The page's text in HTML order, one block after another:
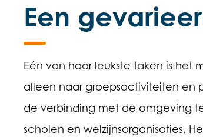
Een
Eén van haar leukste taken is het
alleen naar groepsactiviteiten en
de verbinding met de omgeving
scholen en welzijnsorganisaties.